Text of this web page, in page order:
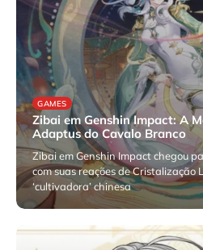
GAMES
Zibai em Genshin Impact: A
Adaptus do Cavalo Branco
Zibai em Genshin Impact chegou
com suas reações de Cristalização
‘cultivadora’ chinesa
fevereiro 6, 2026